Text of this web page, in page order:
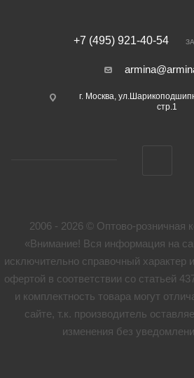
+7 (495) 921-40-54
г. Москва,
стр.1
2006 - 2026 © Оптово-розничная
«Внимание! Вся информация на
исключительно справочный характер
офертой в соответствии со статьей
и комплектность товара могут
сайте, т.к. производитель
изменения без